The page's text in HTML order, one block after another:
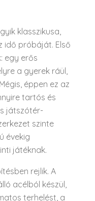
klasszikusa,
idő próbáját. Első
egy erős
a gyerek ráül,
éppen ez az
tartós és
játszótér-
szinte
évekig
játéknak.
rejlik. A
acélból készül,
terhelést, a